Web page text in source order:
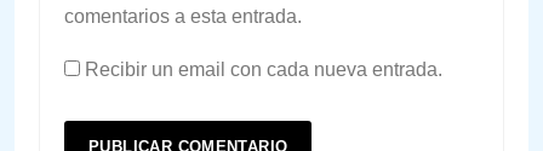
comentarios a esta entrada.
Recibir un email con cada nueva entrada.